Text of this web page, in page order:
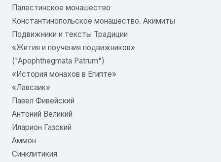
Палестинское монашество
Константинопольское монашество. Акимиты
Подвижники и тексты Традиции
«Жития и поучения подвижников»
("Apophthegmata Patrum")
«История монахов в Египте»
«Лавсаик»
Павел Фивейский
Антоний Великий
Иларион Газский
Аммон
Синклитикия